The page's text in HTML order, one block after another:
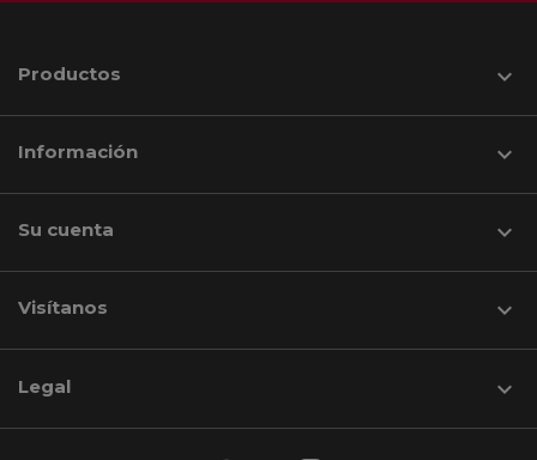
Productos 
Información 
Su cuenta 
Visítanos keyboard_arrow_down
Legal 